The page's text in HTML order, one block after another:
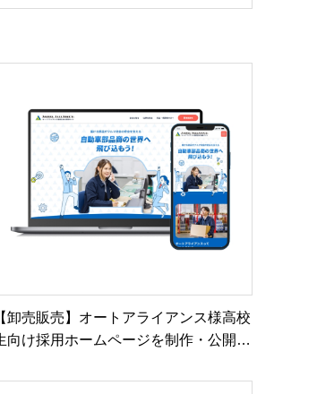
【卸売販売】オートアライアンス様高校
向け採用ホームページを制作・公開し